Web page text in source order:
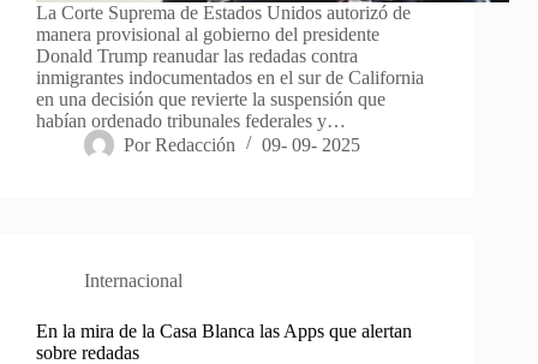
La Corte Suprema de Estados Unidos autorizó de
manera provisional al gobierno del presidente
Donald Trump reanudar las redadas contra
inmigrantes indocumentados en el sur de California
en una decisión que revierte la suspensión que
habían ordenado tribunales federales y…
Por Redacción 09- 09- 2025
Internacional
En la mira de la Casa Blanca las Apps que alertan
sobre redadas